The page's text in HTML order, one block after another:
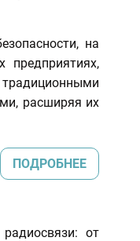
на
предприятиях,
традиционными
расширяя их
ПОДРОБНЕЕ
от